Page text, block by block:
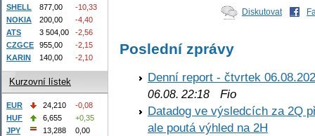
Diskutovat
Poslední zprávy
Denní report - čtvrtek
06.08. 22:18 Fio
Datadog ve výsledcích za 2Q
ale poutá výhled na 2H
SHELL 877,00
-10,33
NOKIA
200,00
-4,40
ATS
3 504,00
-2,56
CZGCE
955,00
-2,15
KARIN
140,00 -2,10
Kurzovní lístek
EUR 24,210
-0,08
HUF
6,655
+0,35
JPY
13,288
0,00